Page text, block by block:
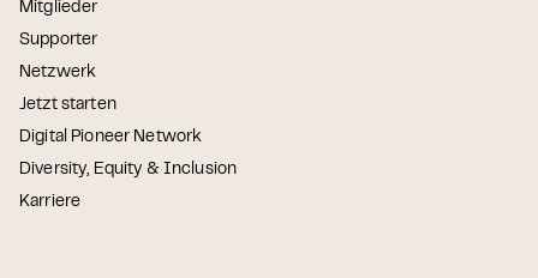
Mitglieder
Supporter
Netzwerk
Jetzt starten
Digital Pioneer Network
Diversity, Equity & Inclusion
Karriere